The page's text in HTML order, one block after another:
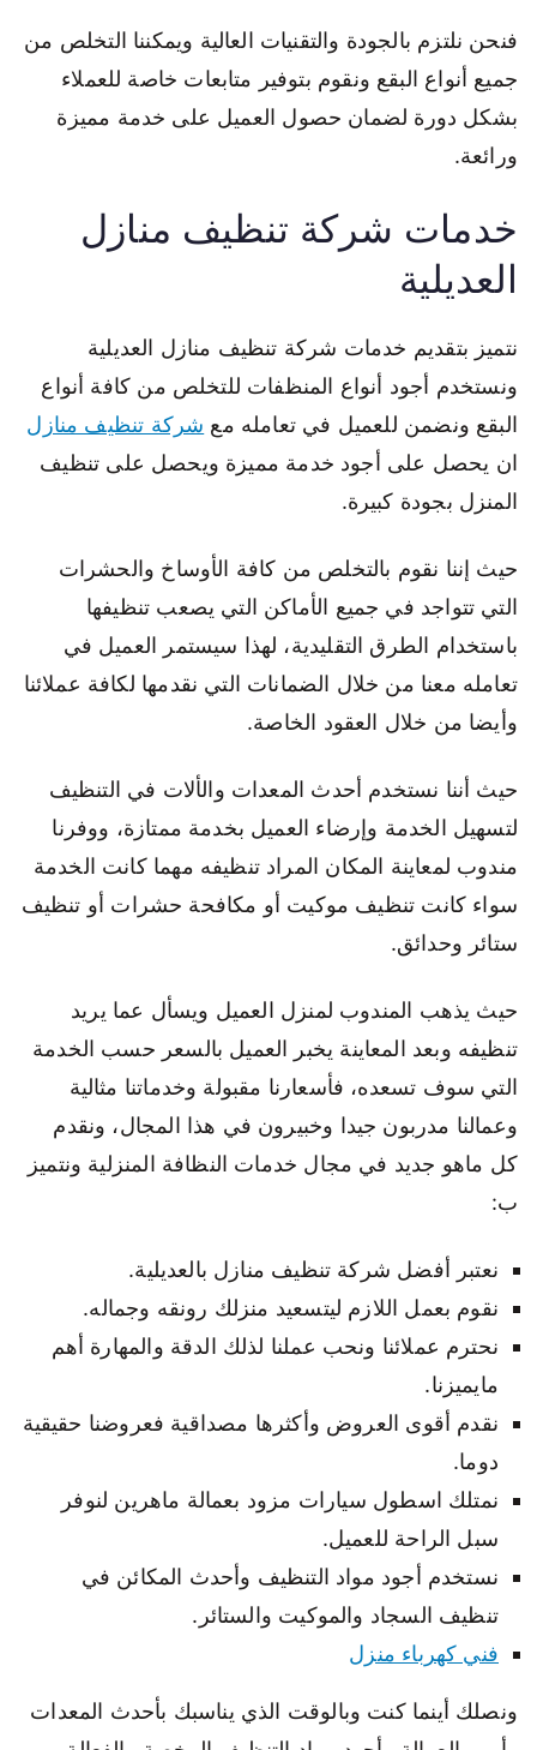
فنحن نلتزم بالجودة والتقنيات العالية ويمكننا التخلص من
جميع أنواع البقع ونقوم بتوفير متابعات خاصة للعملاء
بشكل دورة لضمان حصول العميل على خدمة مميزة
ورائعة.
خدمات شركة تنظيف منازل
العديلية
نتميز بتقديم خدمات شركة تنظيف منازل العديلية
ونستخدم أجود أنواع المنظفات للتخلص من كافة أنواع
البقع ونضمن للعميل في تعامله مع شركة تنظيف منازل
ان يحصل على أجود خدمة مميزة ويحصل على تنظيف
المنزل بجودة كبيرة.
حيث إننا نقوم بالتخلص من كافة الأوساخ والحشرات
التي تتواجد في جميع الأماكن التي يصعب تنظيفها
باستخدام الطرق التقليدية، لهذا سيستمر العميل في
تعامله معنا من خلال الضمانات التي نقدمها لكافة عملائنا
وأيضا من خلال العقود الخاصة.
حيث أننا نستخدم أحدث المعدات والألات في التنظيف
لتسهيل الخدمة وإرضاء العميل بخدمة ممتازة، ووفرنا
مندوب لمعاينة المكان المراد تنظيفه مهما كانت الخدمة
سواء كانت تنظيف موكيت أو مكافحة حشرات أو تنظيف
ستائر وحدائق.
حيث يذهب المندوب لمنزل العميل ويسأل عما يريد
تنظيفه وبعد المعاينة يخبر العميل بالسعر حسب الخدمة
التي سوف تسعده، فأسعارنا مقبولة وخدماتنا مثالية
وعمالنا مدربون جيدا وخبيرون في هذا المجال، ونقدم
كل ماهو جديد في مجال خدمات النظافة المنزلية ونتميز
ب:
نعتبر أفضل شركة تنظيف منازل بالعديلية.
نقوم بعمل اللازم ليتسعيد منزلك رونقه وجماله.
نحترم عملائنا ونحب عملنا لذلك الدقة والمهارة أهم
مايميزنا.
نقدم أقوى العروض وأكثرها مصداقية فعروضنا حقيقية
دوما.
نمتلك اسطول سيارات مزود بعمالة ماهرين لنوفر
سبل الراحة للعميل.
نستخدم أجود مواد التنظيف وأحدث المكائن في
تنظيف السجاد والموكيت والستائر.
فني كهرباء منزل
ونصلك أينما كنت وبالوقت الذي يناسبك بأحدث المعدات